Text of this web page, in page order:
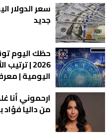
جديد
2026 |
اليومية |
ارحموني أنا
من داليا